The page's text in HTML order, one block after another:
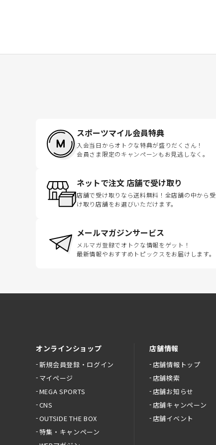
スポーツマイル会員特典
入会当日からオトクな特典が盛りだくさん！
会員さま限定のキャンペーンもお見逃しなく。
ネットで注文 店舗で受け取り
店舗で受け取りなら送料無料！全店舗の中から受
け取り店舗をお選びいただけます。
メールマガジンサービス
メルマガ登録でオトクな情報をゲット！
最新情報やおすすめトピックスをお届けします。
オンラインショップ
新規会員登録・ログイン
マイページ
MEGA SPORTS
CNS
OUTSIDE THE BOX
特集・キャンペーン
店舗情報
店舗情報トップ
店舗検索
店舗お知らせ
店舗キャンペーン
店舗イベント